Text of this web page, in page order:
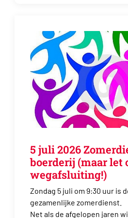
5 juli 2026
boerderij (maar let
wegafsluiting!)
Zondag 5 juli om 9:30 uur is
gezamenlijke zomerdienst.
Net als de afgelopen jaren